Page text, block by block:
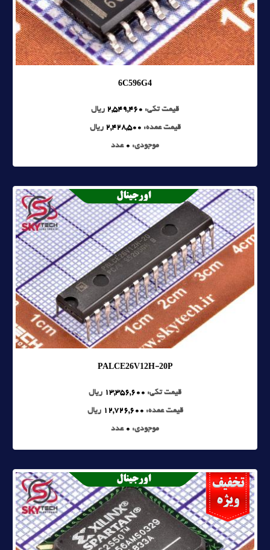
6C596G4
قیمت تکی: 2,549,460 ریال
قیمت عمده: 2,428,500 ریال
موجودی: 0 عدد
PALCE26V12H-20P
قیمت تکی: 13,356,600 ریال
قیمت عمده: 12,726,600 ریال
موجودی: 0 عدد